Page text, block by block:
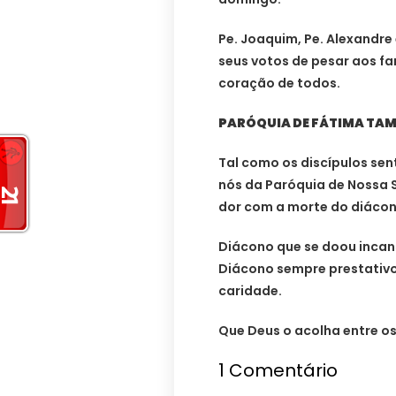
Pe. Joaquim, Pe.
seus votos de pesar aos
coração de todos.
PARÓQUIA DE FÁTIMA
Tal como os discípulos
nós da Paróquia de
dor com a morte do
Diácono que se doou
Diácono sempre
caridade.
Que Deus o acolha entre
1 Comentário